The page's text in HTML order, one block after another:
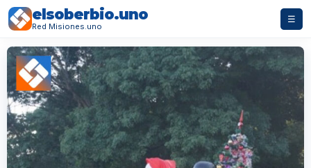
elsoberbio.uno
Red Misiones.uno
☰